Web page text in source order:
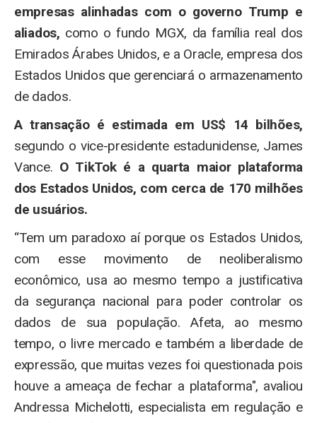
empresas alinhadas com o governo Trump e
aliados, como o fundo MGX, da família real dos
Emirados Árabes Unidos, e a Oracle, empresa dos
Estados Unidos que gerenciará o armazenamento
de dados.
A transação é estimada em US$ 14 bilhões,
segundo o vice-presidente estadunidense, James
Vance. O TikTok é a quarta maior plataforma
dos Estados Unidos, com cerca de 170 milhões
de usuários.
“Tem um paradoxo aí porque os Estados Unidos,
com esse movimento de neoliberalismo
econômico, usa ao mesmo tempo a justificativa
da segurança nacional para poder controlar os
dados de sua população. Afeta, ao mesmo
tempo, o livre mercado e também a liberdade de
expressão, que muitas vezes foi questionada pois
houve a ameaça de fechar a plataforma", avaliou
Andressa Michelotti, especialista em regulação e